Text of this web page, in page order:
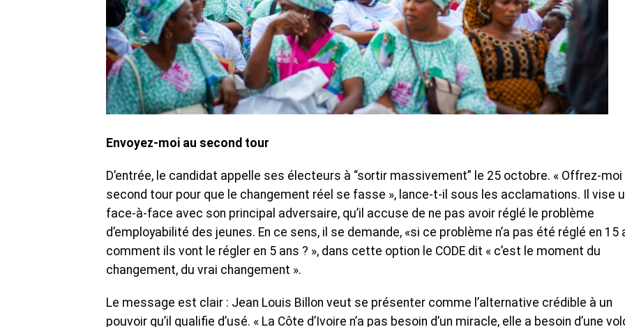
‎Envoyez-moi au second tour
D’entrée, le candidat appelle ses électeurs à “sortir massivement” le 25 octobre. « Offrez-moi
second tour pour que le changement réel se fasse », lance-t-il sous les acclamations. Il vise
face-à-face avec son principal adversaire, qu’il accuse de ne pas avoir réglé le problème
d’employabilité des jeunes. En ce sens, il se demande, «si ce problème n’a pas été réglé en 15
comment ils vont le régler en 5 ans ? », dans cette option le CODE dit « c’est le moment du
changement, du vrai changement ».
‎Le message est clair : Jean Louis Billon veut se présenter comme l’alternative crédible à un
pouvoir qu’il qualifie d’usé. « La Côte d’Ivoire n’a pas besoin d’un miracle, elle a besoin d’une